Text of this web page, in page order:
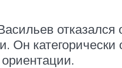
категорически